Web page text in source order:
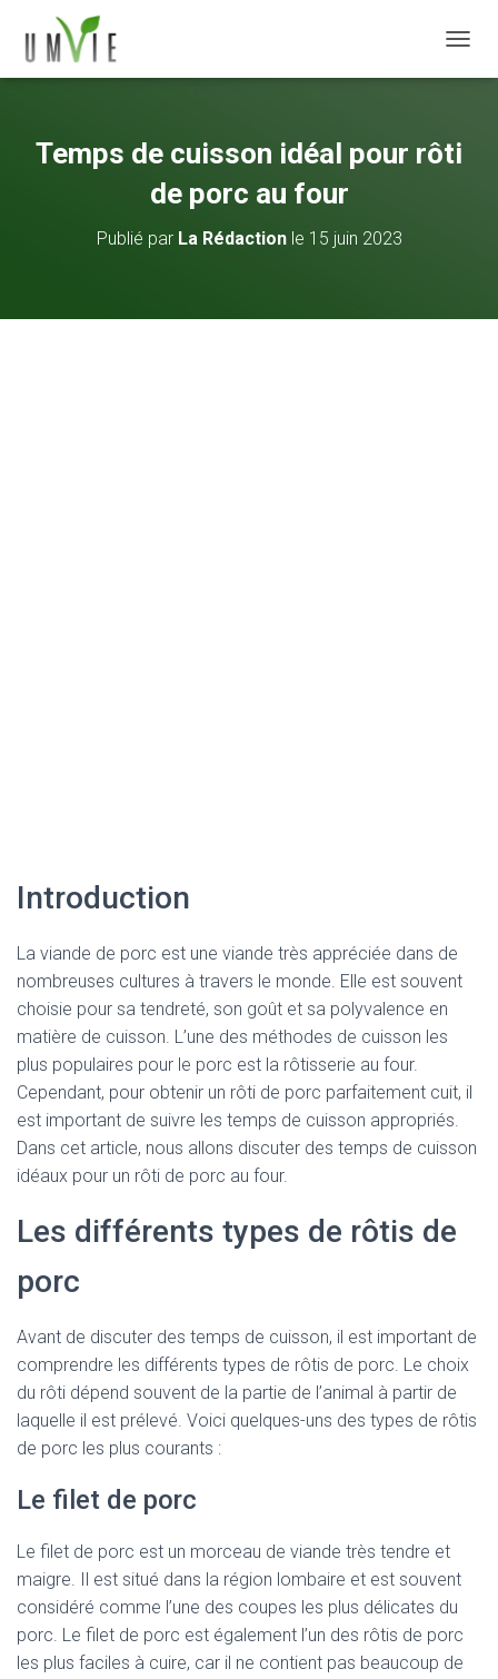
Temps de cuisson idéal pour rôti
de porc au four
Publié par La Rédactionle 15 juin 2023
Introduction
La viande de porc est une viande très appréciée dans de
nombreuses cultures à travers le monde. Elle est souvent
choisie pour sa tendreté, son goût et sa polyvalence en
matière de cuisson. L’une des méthodes de cuisson les
plus populaires pour le porc est la rôtisserie au four.
Cependant, pour obtenir un rôti de porc parfaitement cuit, il
est important de suivre les temps de cuisson appropriés.
Dans cet article, nous allons discuter des temps de cuisson
idéaux pour un rôti de porc au four.
Les différents types de rôtis de
porc
Avant de discuter des temps de cuisson, il est important de
comprendre les différents types de rôtis de porc. Le choix
du rôti dépend souvent de la partie de l’animal à partir de
laquelle il est prélevé. Voici quelques-uns des types de rôtis
de porc les plus courants :
Le filet de porc
Le filet de porc est un morceau de viande très tendre et
maigre. Il est situé dans la région lombaire et est souvent
considéré comme l’une des coupes les plus délicates du
porc. Le filet de porc est également l’un des rôtis de porc
les plus faciles à cuire, car il ne contient pas beaucoup de